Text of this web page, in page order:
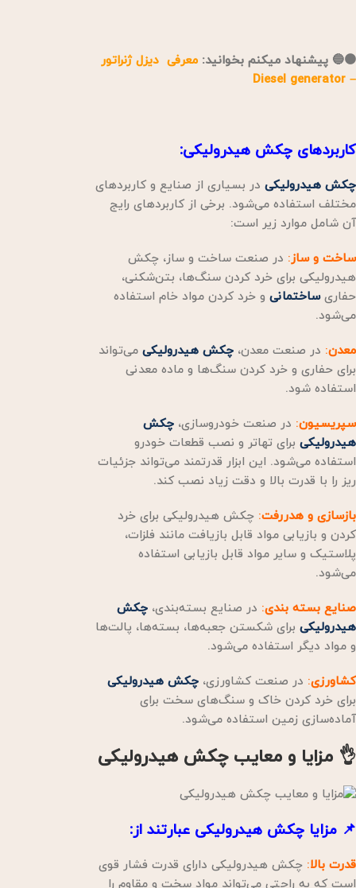
🟠🔵 پیشنهاد میکنم بخوانید: معرفی دیزل ژنراتور
– Diesel generator
کاربردهای چکش هیدرولیکی:
چکش هیدرولیکی در بسیاری از صنایع و کاربردهای
مختلف استفاده می‌شود. برخی از کاربردهای رایج
آن شامل موارد زیر است:
ساخت و ساز: در صنعت ساخت و ساز، چکش
هیدرولیکی برای خرد کردن سنگ‌ها، بتن‌شکنی،
حفاریساختمانی و خرد کردن مواد خام استفاده
می‌شود.
معدن: در صنعت معدن، چکش هیدرولیکی می‌تواند
برای حفاری و خرد کردن سنگ‌ها و ماده معدنی
استفاده شود.
سپریسیون: در صنعت خودروسازی، چکش
هیدرولیکی برای تهاتر و نصب قطعات خودرو
استفاده می‌شود. این ابزار قدرتمند می‌تواند جزئیات
ریز را با قدرت بالا و دقت زیاد نصب کند.
بازسازی و هدررفت: چکش هیدرولیکی برای خرد
کردن و بازیابی مواد قابل بازیافت مانند فلزات،
پلاستیک و سایر مواد قابل بازیابی استفاده
می‌شود.
صنایع بسته بندی: در صنایع بسته‌بندی، چکش
هیدرولیکی برای شکستن جعبه‌ها، بسته‌ها، پالت‌ها
و مواد دیگر استفاده می‌شود.
کشاورزی: در صنعت کشاورزی، چکش هیدرولیکی
برای خرد کردن خاک و سنگ‌های سخت برای
آماده‌سازی زمین استفاده می‌شود.
👌 مزایا و معایب چکش هیدرولیکی
📌 مزایا چکش هیدرولیکی عبارتند از:
قدرت بالا: چکش هیدرولیکی دارای قدرت فشار قوی
است که به راحتی می‌تواند مواد سخت و مقاوم را